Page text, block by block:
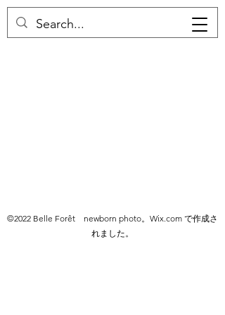
©2022 Belle Forêt newborn photo。Wix.com で作成さ
れました。